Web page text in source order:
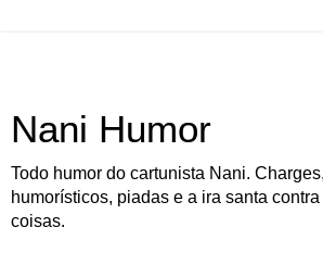
Nani Humor
Todo humor do cartunista Nani.
humorísticos, piadas e a ira santa
coisas.